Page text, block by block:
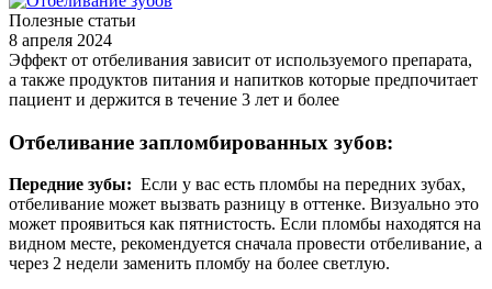
Полезные статьи
8 апреля 2024
Эффект от отбеливания зависит от используемого препарата,
а также продуктов питания и напитков которые предпочитает
пациент и держится в течение 3 лет и более
Отбеливание запломбированных зубов:
Передние зубы: Если у вас есть пломбы на передних зубах,
отбеливание может вызвать разницу в оттенке. Визуально это
может проявиться как пятнистость. Если пломбы находятся на
видном месте, рекомендуется сначала провести отбеливание, а
через 2 недели заменить пломбу на более светлую.